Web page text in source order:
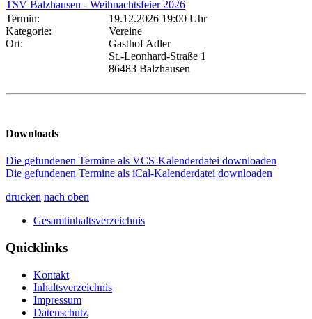
TSV Balzhausen - Weihnachtsfeier 2026
Termin:
19.12.2026 19:00 Uhr
Kategorie:
Vereine
Ort:
Gasthof Adler
St.-Leonhard-Straße 1
86483 Balzhausen
Downloads
Die gefundenen Termine als VCS-Kalenderdatei downloaden
Die gefundenen Termine als iCal-Kalenderdatei downloaden
drucken nach oben
Gesamtinhaltsverzeichnis
Quicklinks
Kontakt
Inhaltsverzeichnis
Impressum
Datenschutz